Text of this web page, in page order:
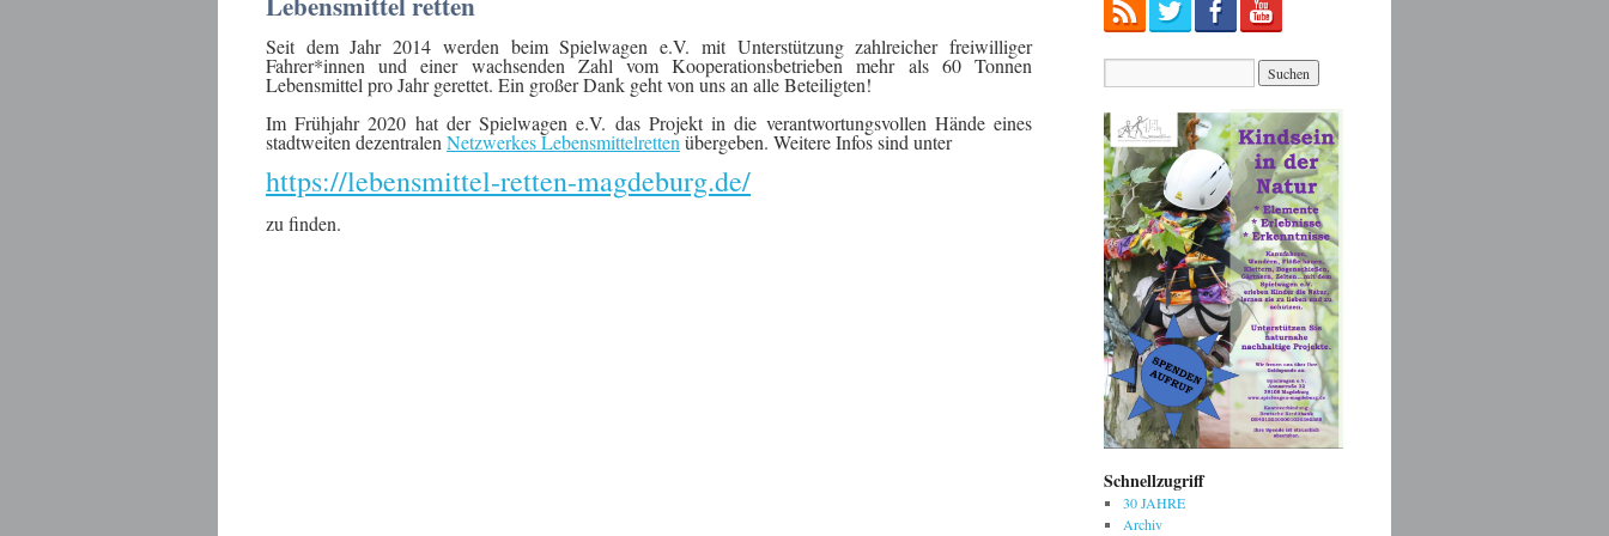
Seit dem Jahr 2014 werden beim Spielwagen e.V. mit Unterstützung zahlreicher freiwilliger
Fahrer*innen und einer wachsenden Zahl vom Kooperationsbetrieben mehr als 60 Tonnen
Lebensmittel pro Jahr gerettet. Ein großer Dank geht von uns an alle Beteiligten!
Im Frühjahr 2020 hat der Spielwagen e.V. das Projekt in die verantwortungsvollen Hände eines
stadtweiten dezentralen Netzwerkes Lebensmittelretten übergeben. Weitere Infos sind unter
https://lebensmittel-retten-magdeburg.de/
zu finden.
Schnellzugriff
30 JAHRE
Archiv